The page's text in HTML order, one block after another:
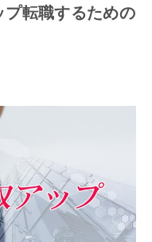
転職するための